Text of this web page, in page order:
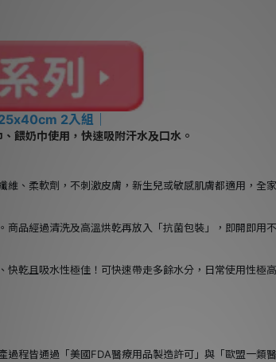
2入組
餵奶巾使用，快速吸附汗水及口水。
、柔軟劑，不刺激皮膚，新生兒或敏感肌膚都適用，全
品經過清洗及高溫烘乾再放入「抗菌包裝」，即開即用
乾且吸水性極佳！可快速帶走多餘水分，日常使用性極高
程皆通過「美國FDA醫療用品製造許可」與「歐盟一類